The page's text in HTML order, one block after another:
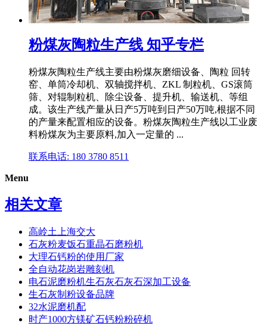
粉煤灰陶粒生产线 知乎专栏
粉煤灰陶粒生产线主要由粉煤灰磨细设备、陶粒 回转
窑、单筒冷却机、双轴搅拌机、ZKL 制粒机、GS滚筒
筛、对辊制粒机、除尘设备、提升机、输送机、等组
成。该生产线产量从日产5万吨到日产50万吨,根据不同
的产量来配置相应的设备。粉煤灰陶粒生产线以工业废
料粉煤灰为主要原料,加入一定量的 ...
联系电话: 180 3780 8511
Menu
相关文章
高岭土上海交大
石灰粉麦饭石重晶石磨粉机
大理石钙粉的使用厂家
全自动花岗岩雕刻机
电石泥磨粉机生石灰石灰石深加工设备
生石灰制粉设备品牌
32水泥磨机配
时产1000方镁矿石钙粉粉碎机